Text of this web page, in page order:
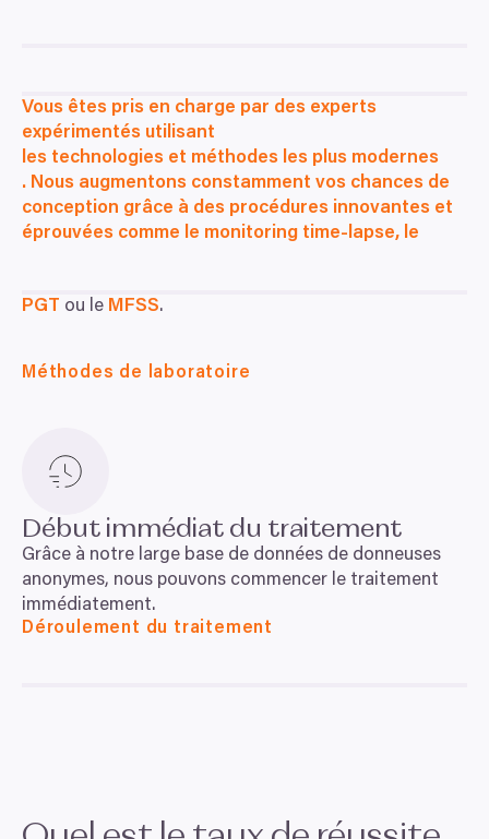
Vous êtes pris en charge par des experts
expérimentés utilisant
les technologies et méthodes les plus modernes
. Nous augmentons constamment vos chances de
conception grâce à des procédures innovantes et
éprouvées comme le monitoring time-lapse, le
PGT ou le MFSS.
Méthodes de laboratoire
Début immédiat du traitement
Grâce à notre large base de données de donneuses
anonymes, nous pouvons commencer le traitement
immédiatement.
Déroulement du traitement